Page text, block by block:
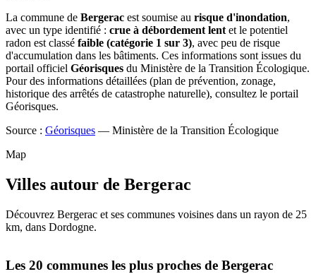
La commune de Bergerac est soumise au risque d'inondation,
avec un type identifié : crue à débordement lent et le potentiel
radon est classé faible (catégorie 1 sur 3), avec peu de risque
d'accumulation dans les bâtiments. Ces informations sont issues du
portail officiel Géorisques du Ministère de la Transition Écologique.
Pour des informations détaillées (plan de prévention, zonage,
historique des arrêtés de catastrophe naturelle), consultez le portail
Géorisques.
Source : Géorisques — Ministère de la Transition Écologique
Map
Villes autour de Bergerac
Découvrez Bergerac et ses communes voisines dans un rayon de 25
km, dans Dordogne.
+
Les 20 communes les plus proches de Bergerac